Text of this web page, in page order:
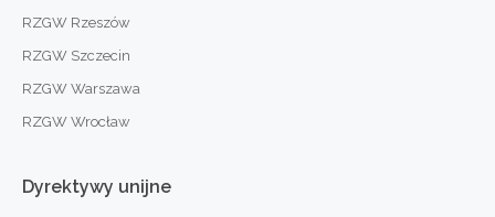
RZGW Rzeszów
RZGW Szczecin
RZGW Warszawa
RZGW Wrocław
Dyrektywy unijne